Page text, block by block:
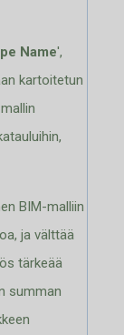
Name',
kartoitetun
BIM-malliin
ja välttää
tärkeää
summan